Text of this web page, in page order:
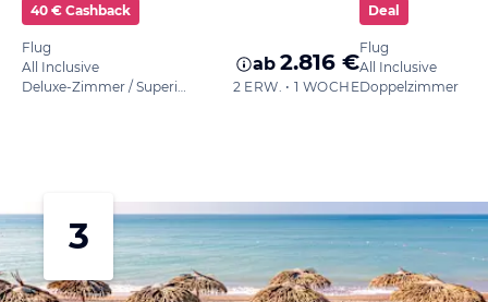
40 € Cashback
Flug
All Inclusive
ab 2.816 €
2 ERW. • 1 WOCHE
Deal
Flug
All Inclusive
Doppelzimmer
3